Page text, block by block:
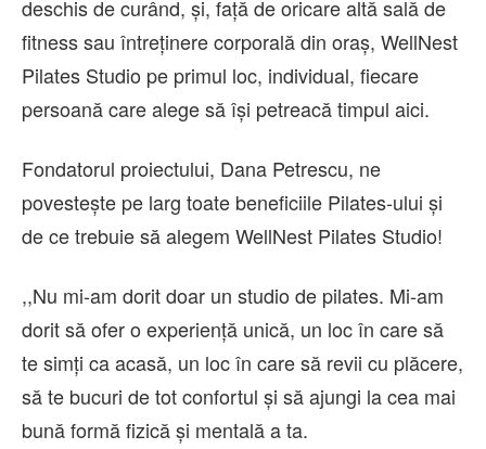
deschis de curând, și, față de oricare altă sală de
fitness sau întreținere corporală din oraș, WellNest
Pilates Studio pe primul loc, individual, fiecare
persoană care alege să își petreacă timpul aici.
Fondatorul proiectului, Dana Petrescu, ne
povestește pe larg toate beneficiile Pilates-ului și
de ce trebuie să alegem WellNest Pilates Studio!
,,Nu mi-am dorit doar un studio de pilates. Mi-am
dorit să ofer o experiență unică, un loc în care să
te simți ca acasă, un loc în care să revii cu plăcere,
să te bucuri de tot confortul și să ajungi la cea mai
bună formă fizică și mentală a ta.